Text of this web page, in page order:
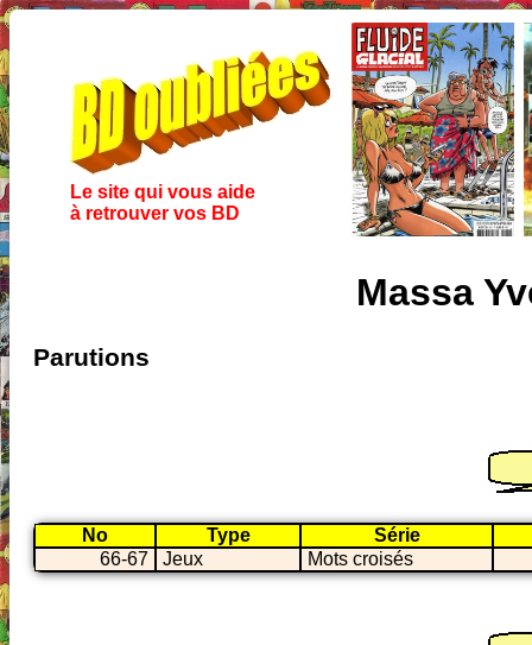
Le site qui vous aide
à retrouver vos BD
Massa
Parutions
No Type
Série
66-67
Jeux Mots croisés